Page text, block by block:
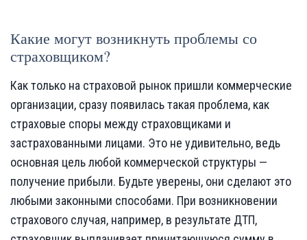
Какие могут возникнуть проблемы со
страховщиком?
Как только на страховой рынок пришли коммерческие
организации, сразу появилась такая проблема, как
страховые споры между страховщиками и
застрахованными лицами. Это не удивительно, ведь
основная цель любой коммерческой структуры —
получение прибыли. Будьте уверены, они сделают это
любыми законными способами. При возникновении
страхового случая, например, в результате ДТП,